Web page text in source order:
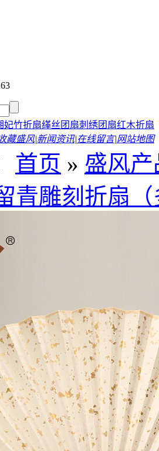
妃竹折扇缂丝团扇刺绣团扇红木折扇
藏盛风|新闻资讯|在线留言|网站地图
首页 » 盛风
青雕刻折扇